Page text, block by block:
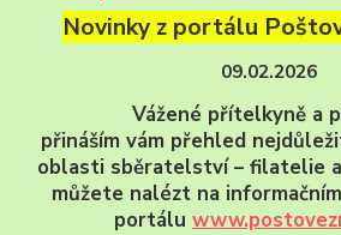
Novinky z portálu
09.02.2026
Vážené přítelkyně a
přináším vám přehled
oblasti sběratelství – filatelie
můžete nalézt na
portálu